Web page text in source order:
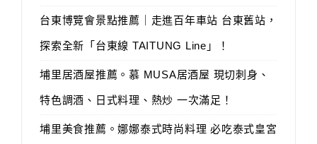
台東博覽會景點推薦｜走進百年車站 台東舊站，
探索全新「台東線 TAITUNG Line」！
埔里居酒屋推薦。慕 MUSA居酒屋 現切刺身、
特色調酒、日式料理、熱炒 一次滿足！
埔里美食推薦。娜娜泰式時尚料理 必吃泰式皇宮